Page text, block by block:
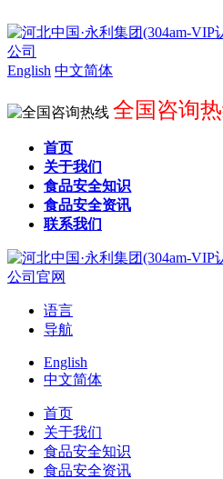
English 中文简体
全国咨询
首页
关于我们
食品安全知识
食品安全资讯
联系我们
语言
导航
English
中文简体
首页
关于我们
食品安全知识
食品安全资讯